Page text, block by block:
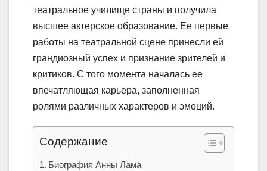
театральное училище страны и получила
высшее актерское образование. Ее первые
работы на театральной сцене принесли ей
грандиозный успех и признание зрителей и
критиков. С того момента началась ее
впечатляющая карьера, заполненная
ролями различных характеров и эмоций.
Содержание
Биография Анны Лама